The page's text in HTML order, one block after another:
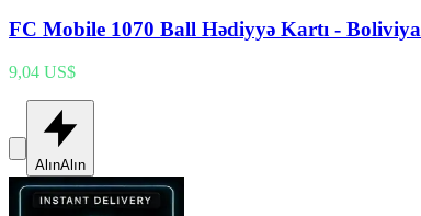
FC Mobile 1070 Ball Hədiyyə Kartı - Boliviya
9,04 US$
AlınAlın